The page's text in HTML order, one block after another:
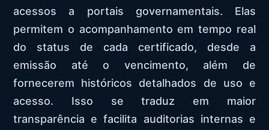
acessos a portais governamentais. Elas
permitem o acompanhamento em tempo real
do status de cada certificado, desde a
emissão até o vencimento, além de
fornecerem históricos detalhados de uso e
acesso. Isso se traduz em maior
transparência e facilita auditorias internas e